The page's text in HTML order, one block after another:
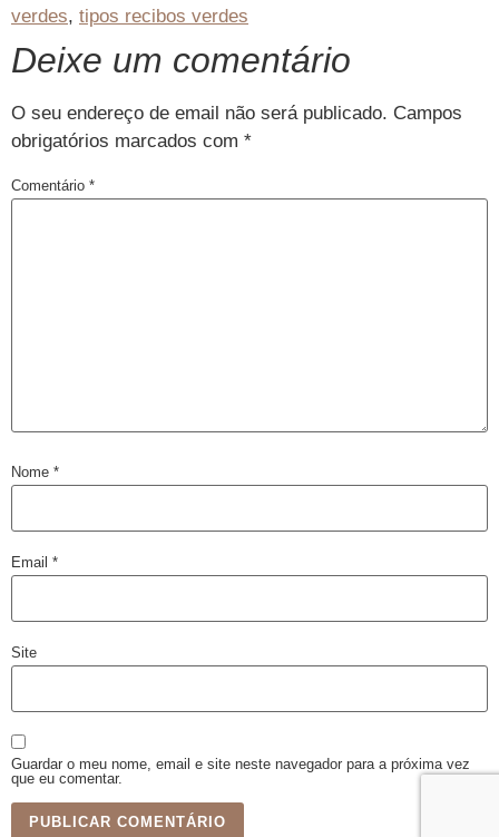
verdes, tipos recibos verdes
Deixe um comentário
O seu endereço de email não será publicado. Campos
obrigatórios marcados com *
Comentário *
Nome *
Email *
Site
Guardar o meu nome, email e site neste navegador para a próxima vez
que eu comentar.